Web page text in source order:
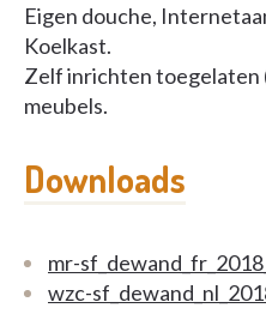
Eigen douche,
Koelkast.
Zelf inrichten toegelaten
meubels.
Downloads
mr-
wzc-